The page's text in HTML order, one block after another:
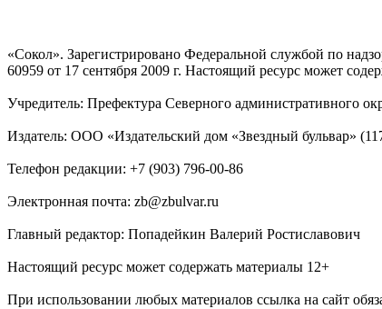
«Сокол». Зарегистрировано Федеральной службой по
60959 от 17 сентября 2009 г. Настоящий ресурс может
Учредитель: Префектура Северного административного
Издатель: ООО «Издательский дом «Звездный бульвар»
Телефон редакции: +7 (903) 796-00-86
Электронная почта: zb@zbulvar.ru
Главный редактор: Попадейкин Валерий Ростиславович
Настоящий ресурс может содержать материалы 12+
При использовании любых материалов ссылка на сайт